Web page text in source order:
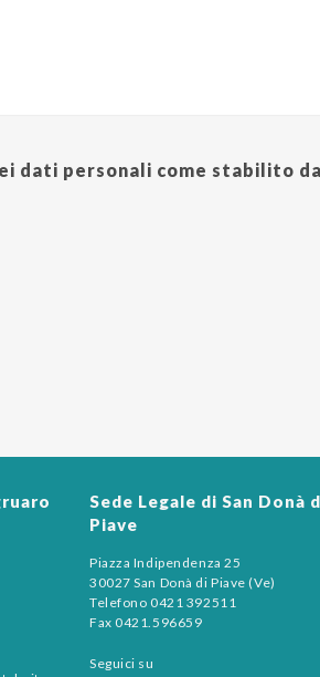
dati personali come stabilito
Sede Legale di San Donà
Piave
Piazza Indipendenza 25
30027 San Donà di Piave (Ve)
Telefono 0421 392511
Fax 0421.596659
Seguici su